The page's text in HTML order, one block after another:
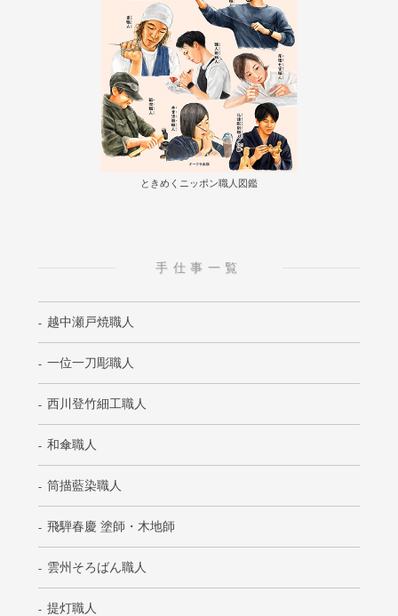
ときめくニッポン職人図鑑
手仕事一覧
越中瀬戸焼職人
一位一刀彫職人
西川登竹細工職人
和傘職人
筒描藍染職人
飛騨春慶 塗師・木地師
雲州そろばん職人
提灯職人